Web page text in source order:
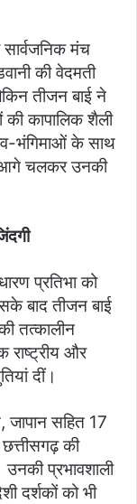
मंच
की वेदमती
तीजन बाई ने
की कापालिक शैली
भंगिमाओं के साथ
आगे चलकर उनकी
प्रतिभा को
बाद तीजन बाई
तत्कालीन
राष्ट्रीय और
दीं।
जापान सहित 17
की
प्रभावशाली
दर्शकों को भी